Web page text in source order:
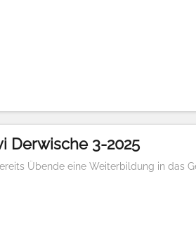
Derwische 3-2025
Übende eine Weiterbildung in das